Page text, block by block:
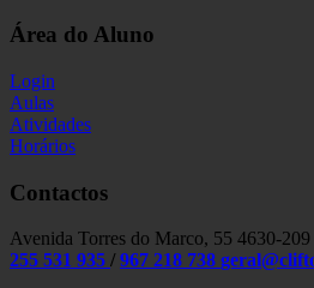
Área do Aluno
Login
Aulas
Atividades
Horários
Contactos
Avenida Torres do Marco, 55 4630-
255 531 935 / 967 218 738